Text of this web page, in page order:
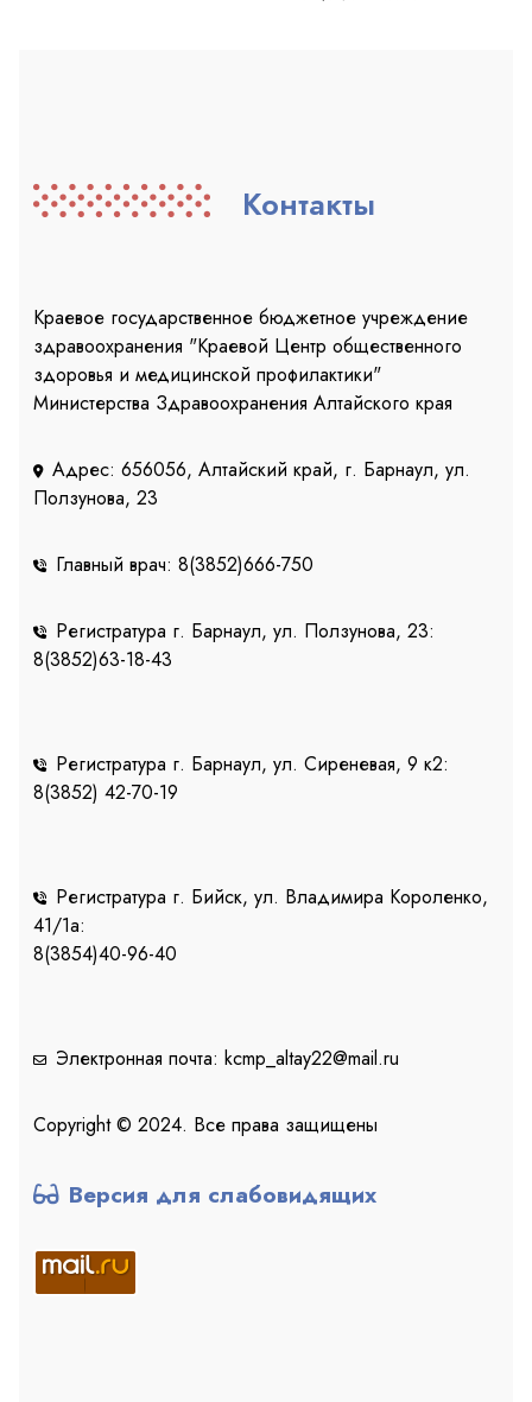
Контакты
Краевое государственное бюджетное учреждение
здравоохранения "Краевой Центр общественного
здоровья и медицинской профилактики"
Министерства Здравоохранения Алтайского края
Адрес: 656056, Алтайский край, г. Барнаул, ул.
Ползунова, 23
Главный врач: 8(3852)666-750
Регистратура г. Барнаул, ул. Ползунова, 23:
8(3852)63-18-43
Регистратура г. Барнаул, ул. Сиреневая, 9 к2:
8(3852) 42-70-19
Регистратура г. Бийск, ул. Владимира Короленко,
41/1a:
8(3854)40-96-40
Электронная почта: kcmp_altay22@mail.ru
Copyright © 2024. Все права защищены
Версия для слабовидящих